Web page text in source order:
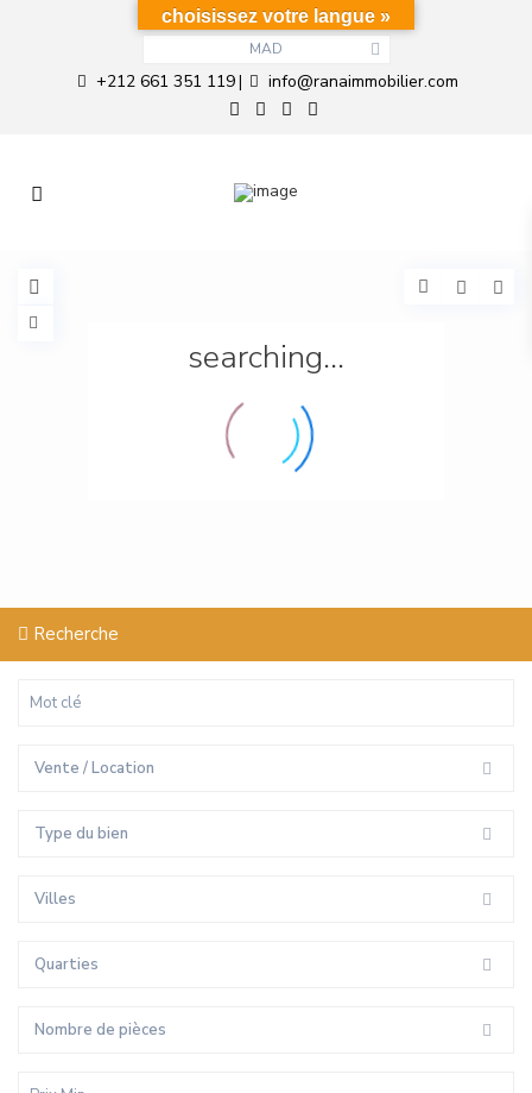
MAD
+212 661 351 119| info@ranaimmobilier.com
searching...
Recherche
Vente / Location
Type du bien
Villes
Quarties
Nombre de pièces
choisissez votre langue »